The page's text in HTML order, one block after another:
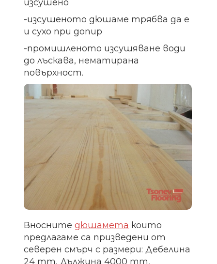
изсушено
-изсушеното дюшаме трябва да е
и сухо при допир
-промишленото изсушяване води
до лъскава, нематирана
повърхност.
Вноснитедюшамета които
предлагаме са призведени от
северен смърч с размери: Дебелина
24 mm, Дължина 4000 mm,